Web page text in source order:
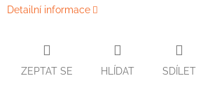
Detailní informace
ZEPTAT SE HLÍDAT SDÍLET